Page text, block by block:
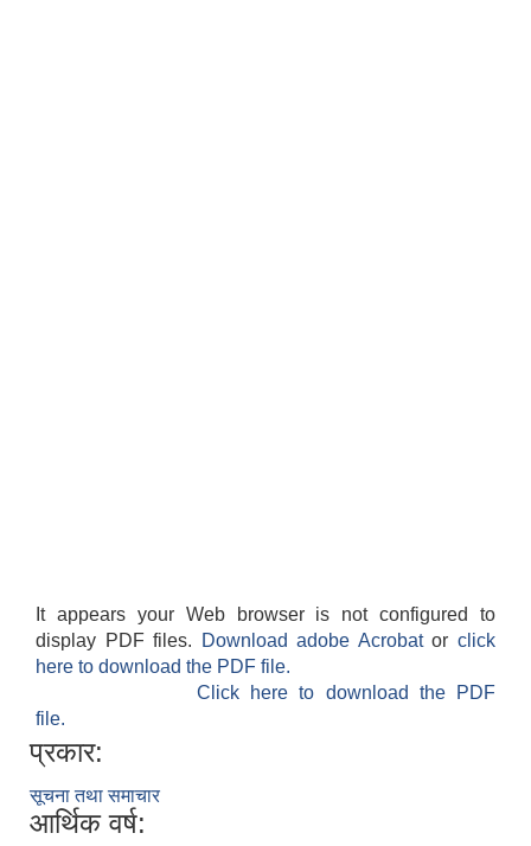
It appears your Web browser is not configured to
display PDF files.
Download adobe Acrobatorclick
here to download the PDF file.
Click here to download the PDF
file.
प्रकार:
सूचना तथा समाचार
आर्थिक वर्ष: